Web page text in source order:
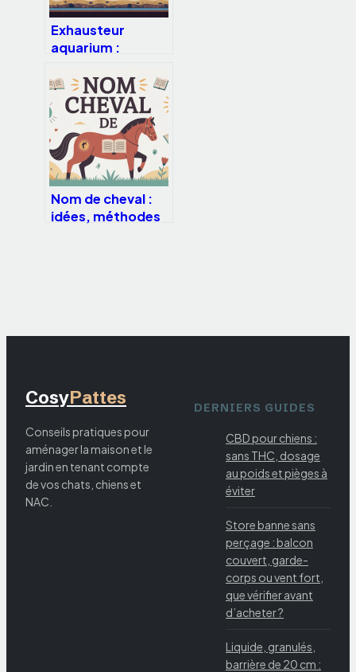
Exhausteur
aquarium :
choix et
installation sans
prise de tête
Nom de cheval :
idées, méthodes
CosyPattes
Conseils pratiques pour
aménager la maison et le
jardin en tenant compte
de vos chats, chiens et
NAC.
DERNIERS GUIDES
CBD pour chiens :
sans THC, dosage
au poids et pièges à
éviter
Store banne sans
perçage : balcon
couvert, garde-
corps ou vent fort,
que vérifier avant
d’acheter ?
Liquide, granulés,
barrière de 20 cm :